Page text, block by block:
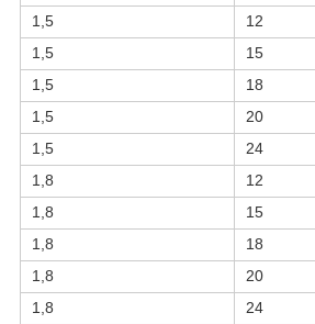
1,5
12
1,5
15
1,5
18
1,5
20
1,5
24
1,8
12
1,8
15
1,8
18
1,8
20
1,8
24